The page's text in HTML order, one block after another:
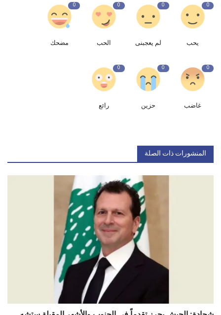
0
يحب
0
لم يعجبنى
0
الحب
0
مضحك
0
غاضب
0
حزين
0
رائع
المنشورات ذات الصلة